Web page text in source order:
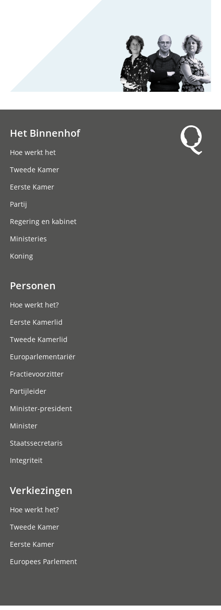
Het Binnenhof
Hoe werkt het
Tweede Kamer
Eerste Kamer
Partij
Regering en kabinet
Ministeries
Koning
Personen
Hoe werkt het?
Eerste Kamerlid
Tweede Kamerlid
Europarlementariër
Fractievoorzitter
Partijleider
Minister-president
Minister
Staatssecretaris
Integriteit
Verkiezingen
Hoe werkt het?
Tweede Kamer
Eerste Kamer
Europees Parlement